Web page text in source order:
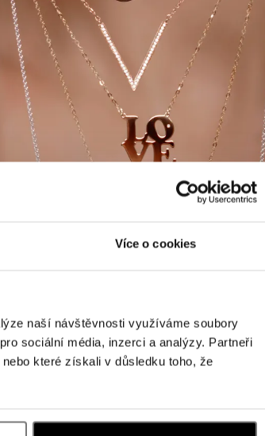
Více o cookies
naší návštěvnosti využíváme soubory
sociální média, inzerci a analýzy. Partneři
které získali v důsledku toho, že